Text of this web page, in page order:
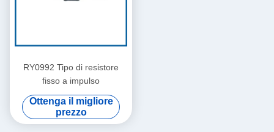
RY0992 Tipo di resistore
fisso a impulso
Ottenga il migliore
prezzo